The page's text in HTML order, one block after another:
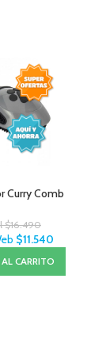
Curry Comb
$16.490
$11.540
CARRITO